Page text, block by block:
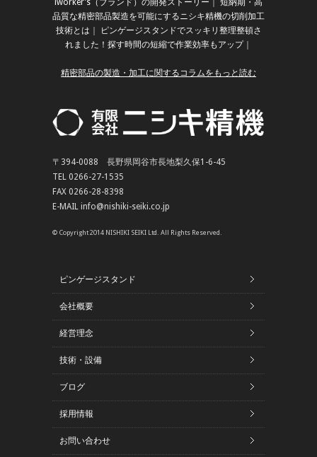
品質な精密部品製造を可能にするニシキ精機の切削加工
技術とは ｜
ピンゲージスタンドでスッキリ整理整頓さ
れました！探す時間の短縮で作業効率もアップ｜
精密部品の製造・加工に関するコラムをもっと読む
〒394-0088 長野県岡谷市長地梨久保1-6-45
TEL 0266-27-1535
FAX 0266-28-8398
E-MAIL info@nishiki-seiki.co.jp
© Copyright 2014 NISHIKI SEIKI Ltd. All Rights Reserved.
ピンゲージスタンド
会社概要
経営理念
技術・設備
ブログ
採用情報
お問い合わせ